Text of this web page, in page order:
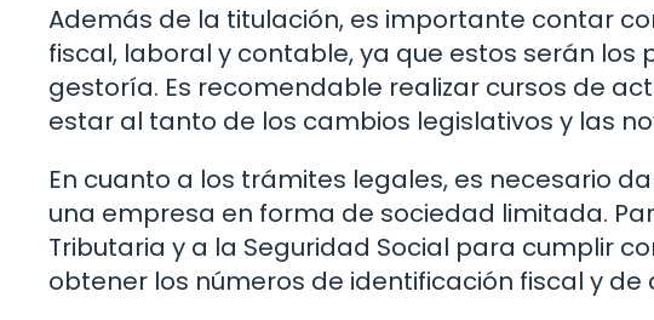
Además de la titulación, es importante contar
fiscal, laboral y contable, ya que estos serán los
gestoría. Es recomendable realizar cursos de
estar al tanto de los cambios legislativos y las
En cuanto a los trámites legales, es necesario
una empresa en forma de sociedad limitada.
Tributaria y a la Seguridad Social para cumplir
obtener los números de identificación fiscal y de